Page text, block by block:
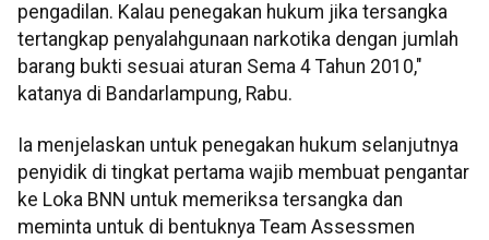
pengadilan. Kalau penegakan hukum jika tersangka
tertangkap penyalahgunaan narkotika dengan jumlah
barang bukti sesuai aturan Sema 4 Tahun 2010,"
katanya di Bandarlampung, Rabu.
Ia menjelaskan untuk penegakan hukum selanjutnya
penyidik di tingkat pertama wajib membuat pengantar
ke Loka BNN untuk memeriksa tersangka dan
meminta untuk di bentuknya Team Assessmen